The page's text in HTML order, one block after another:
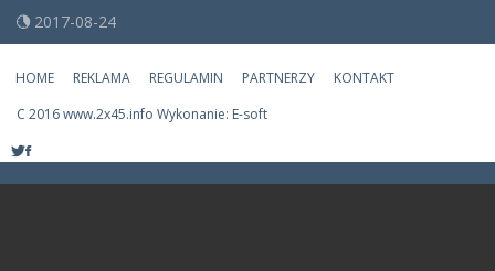
2017-08-24
HOME REKLAMA REGULAMIN PARTNERZY
KONTAKT
C 2016 www.2x45.info Wykonanie: E-soft